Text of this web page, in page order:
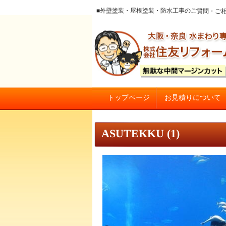
■外壁塗装・屋根塗装・防水工事のご質
大阪の外壁塗装・屋根塗装 戸
トップページ お見積りについて
ASUTEKKU (1)